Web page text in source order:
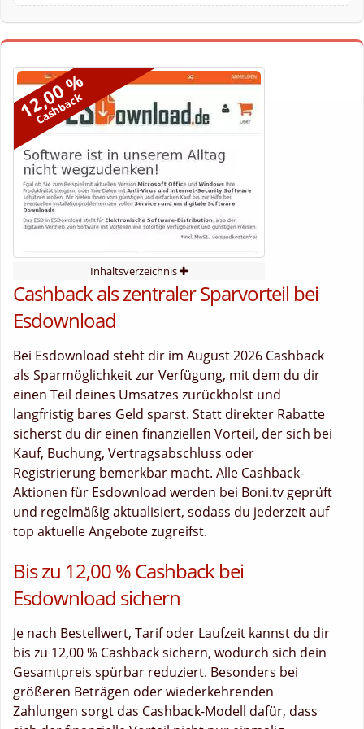
12,00 %
Cashback
Inhaltsverzeichnis
Cashback als zentraler Sparvorteil bei
Esdownload
Bei Esdownload steht dir im August 2026 Cashback
als Sparmöglichkeit zur Verfügung, mit dem du dir
einen Teil deines Umsatzes zurückholst und
langfristig bares Geld sparst. Statt direkter Rabatte
sicherst du dir einen finanziellen Vorteil, der sich bei
Kauf, Buchung, Vertragsabschluss oder
Registrierung bemerkbar macht. Alle Cashback-
Aktionen für Esdownload werden bei Boni.tv geprüft
und regelmäßig aktualisiert, sodass du jederzeit auf
top aktuelle Angebote zugreifst.
Bis zu 12,00 % Cashback bei
Esdownload sichern
Je nach Bestellwert, Tarif oder Laufzeit kannst du dir
bis zu 12,00 % Cashback sichern, wodurch sich dein
Gesamtpreis spürbar reduziert. Besonders bei
größeren Beträgen oder wiederkehrenden
Zahlungen sorgt das Cashback-Modell dafür, dass